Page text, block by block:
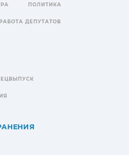
ПОЛИТИКА
РАБОТА ДЕПУТАТОВ